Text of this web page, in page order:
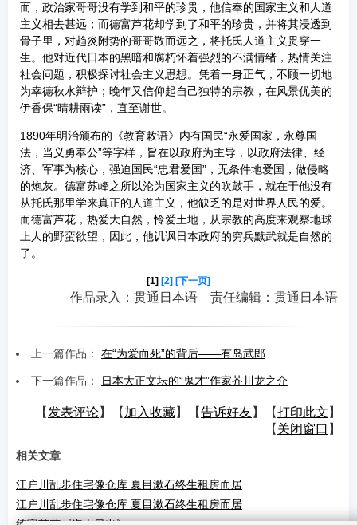
而，政治家哥哥没有学到和平的珍贵，他信奉的国家主义和人道
主义相去甚远；而德富芦花却学到了和平的珍贵，并将其浸透到
骨子里，对趋炎附势的哥哥敬而远之，将托氏人道主义贯穿一
生。他对近代日本的黑暗和腐朽怀着强烈的不满情绪，热情关注
社会问题，积极探讨社会主义思想。凭着一身正气，不顾一切地
为幸德秋水辩护；晚年又信仰起自己独特的宗教，在风景优美的
伊香保“晴耕雨读”，直至谢世。
1890年明治颁布的《教育敕语》内有国民“永爱国家，永尊国
法，当义勇奉公”等字样，旨在以政府为主导，以政府法律、经
济、军事为核心，强迫国民“忠君爱国”，无条件地爱国，做侵略
的炮灰。德富苏峰之所以沦为国家主义的吹鼓手，就在于他没有
从托氏那里学来真正的人道主义，他缺乏的是对世界人民的爱。
而德富芦花，热爱大自然，怜爱土地，从宗教的高度来观察地球
上人的野蛮欲望，因此，他讥讽日本政府的穷兵黩武就是自然的
了。
[1] [2] [下一页]
作品录入：贯通日本语 责任编辑：贯通日本语
上一篇作品： 在“为爱而死”的背后——有岛武郎
下一篇作品： 日本大正文坛的“鬼才”作家芥川龙之介
【 发表评论】【 加入收藏】【告诉好友】【打印此文 】
【 关闭窗口 】
相关文章
江户川乱步住宅像仓库 夏目漱石终生租房而居
江户川乱步住宅像仓库 夏目漱石终生租房而居